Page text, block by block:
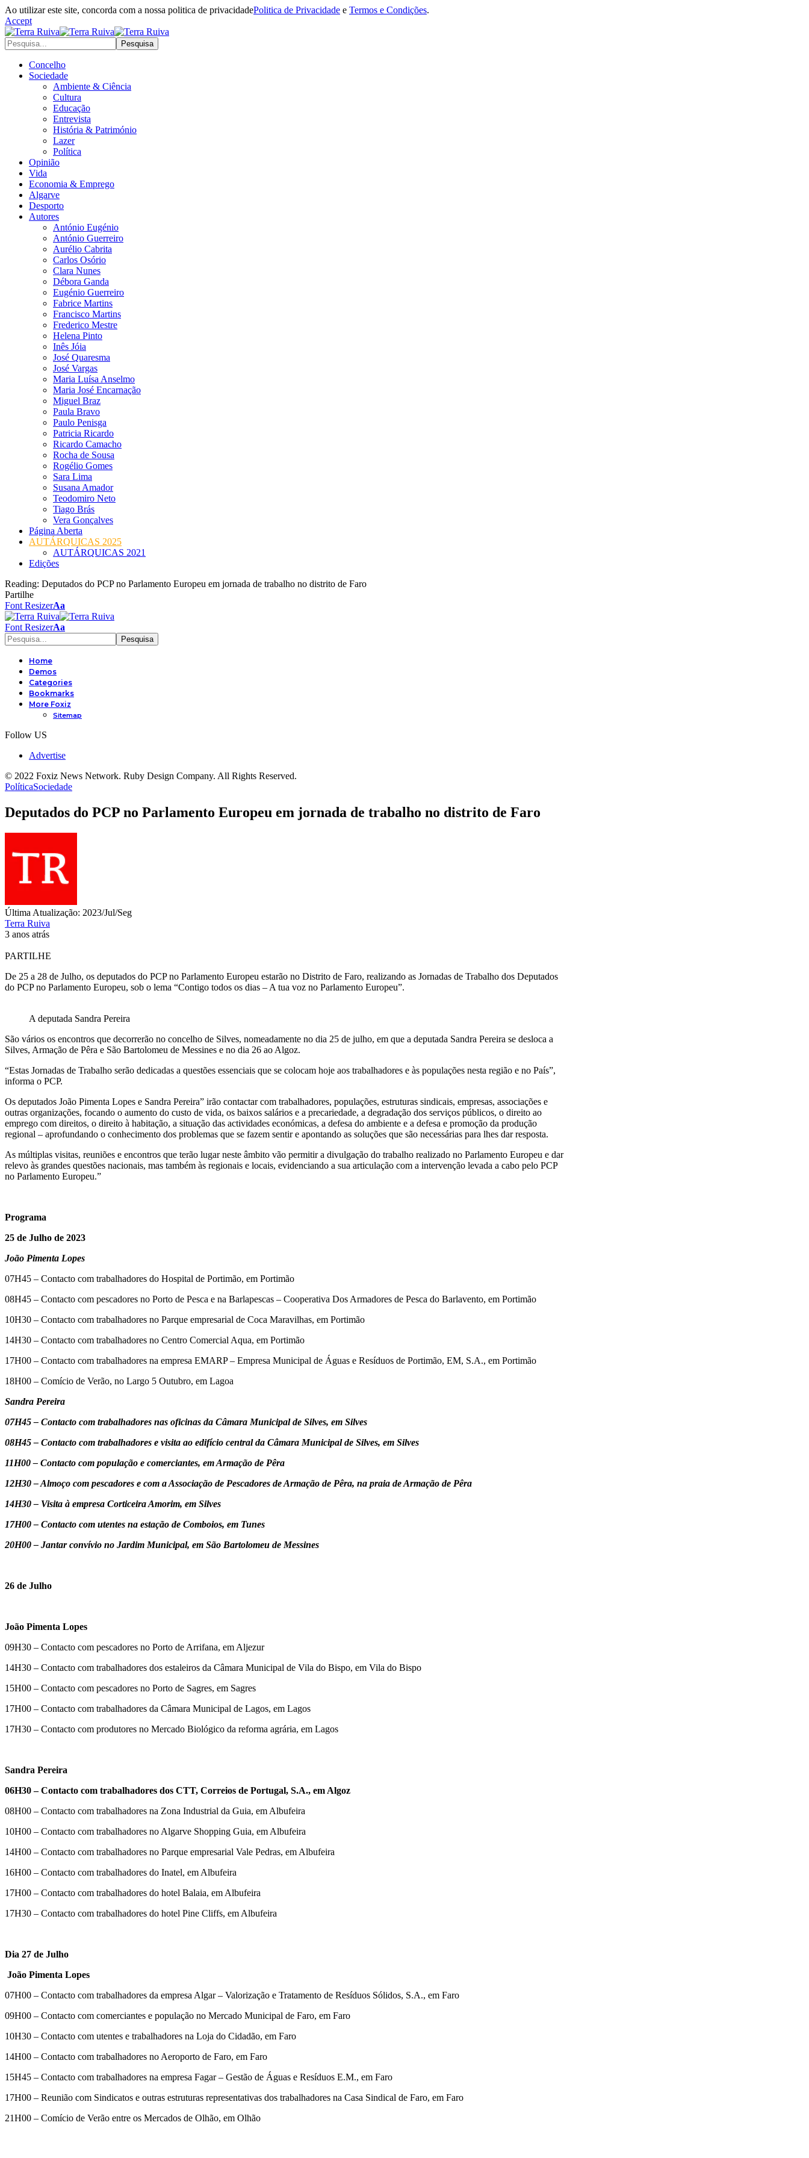
Ao utilizar este site, concorda com a nossa politica de privacidadePolitica de Privacidade e Termos e Condições.
Accept
Concelho
Sociedade
Ambiente & Ciência
Cultura
Educação
Entrevista
História & Património
Lazer
Política
Opinião
Vida
Economia & Emprego
Algarve
Desporto
Autores
António Eugénio
António Guerreiro
Aurélio Cabrita
Carlos Osório
Clara Nunes
Débora Ganda
Eugénio Guerreiro
Fabrice Martins
Francisco Martins
Frederico Mestre
Helena Pinto
Inês Jóia
José Quaresma
José Vargas
Maria Luísa Anselmo
Maria José Encarnação
Miguel Braz
Paula Bravo
Paulo Penisga
Patricia Ricardo
Ricardo Camacho
Rocha de Sousa
Rogélio Gomes
Sara Lima
Susana Amador
Teodomiro Neto
Tiago Brás
Vera Gonçalves
Página Aberta
AUTÁRQUICAS 2025
AUTÁRQUICAS 2021
Edições
Reading: Deputados do PCP no Parlamento Europeu em jornada de trabalho no distrito de Faro
Partilhe
Font ResizerAa
Font ResizerAa
Home
Demos
Categories
Bookmarks
More Foxiz
Sitemap
Follow US
Advertise
© 2022 Foxiz News Network. Ruby Design Company. All Rights Reserved.
PolíticaSociedade
Deputados do PCP no Parlamento Europeu em jornada de trabalho no distrito de Faro
Última Atualização: 2023/Jul/Seg
Terra Ruiva
3 anos atrás
PARTILHE
De 25 a 28 de Julho, os deputados do PCP no Parlamento Europeu estarão no Distrito de Faro, realizando as Jornadas de Trabalho dos Deputados
do PCP no Parlamento Europeu, sob o lema “Contigo todos os dias – A tua voz no Parlamento Europeu”.
A deputada Sandra Pereira
São vários os encontros que decorrerão no concelho de Silves, nomeadamente no dia 25 de julho, em que a deputada Sandra Pereira se desloca a
Silves, Armação de Pêra e São Bartolomeu de Messines e no dia 26 ao Algoz.
“Estas Jornadas de Trabalho serão dedicadas a questões essenciais que se colocam hoje aos trabalhadores e às populações nesta região e no País”,
informa o PCP.
Os deputados João Pimenta Lopes e Sandra Pereira” irão contactar com trabalhadores, populações, estruturas sindicais, empresas, associações e
outras organizações, focando o aumento do custo de vida, os baixos salários e a precariedade, a degradação dos serviços públicos, o direito ao
emprego com direitos, o direito à habitação, a situação das actividades económicas, a defesa do ambiente e a defesa e promoção da produção
regional – aprofundando o conhecimento dos problemas que se fazem sentir e apontando as soluções que são necessárias para lhes dar resposta.
As múltiplas visitas, reuniões e encontros que terão lugar neste âmbito vão permitir a divulgação do trabalho realizado no Parlamento Europeu e dar
relevo às grandes questões nacionais, mas também às regionais e locais, evidenciando a sua articulação com a intervenção levada a cabo pelo PCP
no Parlamento Europeu.”
Programa
25 de Julho de 2023
João Pimenta Lopes
07H45 – Contacto com trabalhadores do Hospital de Portimão, em Portimão
08H45 – Contacto com pescadores no Porto de Pesca e na Barlapescas – Cooperativa Dos Armadores de Pesca do Barlavento, em Portimão
10H30 – Contacto com trabalhadores no Parque empresarial de Coca Maravilhas, em Portimão
14H30 – Contacto com trabalhadores no Centro Comercial Aqua, em Portimão
17H00 – Contacto com trabalhadores na empresa EMARP – Empresa Municipal de Águas e Resíduos de Portimão, EM, S.A., em Portimão
18H00 – Comício de Verão, no Largo 5 Outubro, em Lagoa
Sandra Pereira
07H45 – Contacto com trabalhadores nas oficinas da Câmara Municipal de Silves, em Silves
08H45 – Contacto com trabalhadores e visita ao edifício central da Câmara Municipal de Silves, em Silves
11H00 – Contacto com população e comerciantes, em Armação de Pêra
12H30 – Almoço com pescadores e com a Associação de Pescadores de Armação de Pêra, na praia de Armação de Pêra
14H30 – Visita à empresa Corticeira Amorim, em Silves
17H00 – Contacto com utentes na estação de Comboios, em Tunes
20H00 – Jantar convívio no Jardim Municipal, em São Bartolomeu de Messines
26 de Julho
João Pimenta Lopes
09H30 – Contacto com pescadores no Porto de Arrifana, em Aljezur
14H30 – Contacto com trabalhadores dos estaleiros da Câmara Municipal de Vila do Bispo, em Vila do Bispo
15H00 – Contacto com pescadores no Porto de Sagres, em Sagres
17H00 – Contacto com trabalhadores da Câmara Municipal de Lagos, em Lagos
17H30 – Contacto com produtores no Mercado Biológico da reforma agrária, em Lagos
Sandra Pereira
06H30 – Contacto com trabalhadores dos CTT, Correios de Portugal, S.A., em Algoz
08H00 – Contacto com trabalhadores na Zona Industrial da Guia, em Albufeira
10H00 – Contacto com trabalhadores no Algarve Shopping Guia, em Albufeira
14H00 – Contacto com trabalhadores no Parque empresarial Vale Pedras, em Albufeira
16H00 – Contacto com trabalhadores do Inatel, em Albufeira
17H00 – Contacto com trabalhadores do hotel Balaia, em Albufeira
17H30 – Contacto com trabalhadores do hotel Pine Cliffs, em Albufeira
Dia 27 de Julho
João Pimenta Lopes
07H00 – Contacto com trabalhadores da empresa Algar – Valorização e Tratamento de Resíduos Sólidos, S.A., em Faro
09H00 – Contacto com comerciantes e população no Mercado Municipal de Faro, em Faro
10H30 – Contacto com utentes e trabalhadores na Loja do Cidadão, em Faro
14H00 – Contacto com trabalhadores no Aeroporto de Faro, em Faro
15H45 – Contacto com trabalhadores na empresa Fagar – Gestão de Águas e Resíduos E.M., em Faro
17H00 – Reunião com Sindicatos e outras estruturas representativas dos trabalhadores na Casa Sindical de Faro, em Faro
21H00 – Comício de Verão entre os Mercados de Olhão, em Olhão